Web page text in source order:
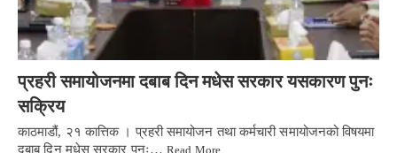
प्रहरी समायोजनमा दबाब दिन मधेस सरकार यसकारण पुनः
सक्रिय
काठमाडौं, २१ कात्तिक । प्रहरी समायोजन तथा कर्मचारी समायोजनको विषयमा
दबाब दिन मधेस सरकार पुनः… Read More